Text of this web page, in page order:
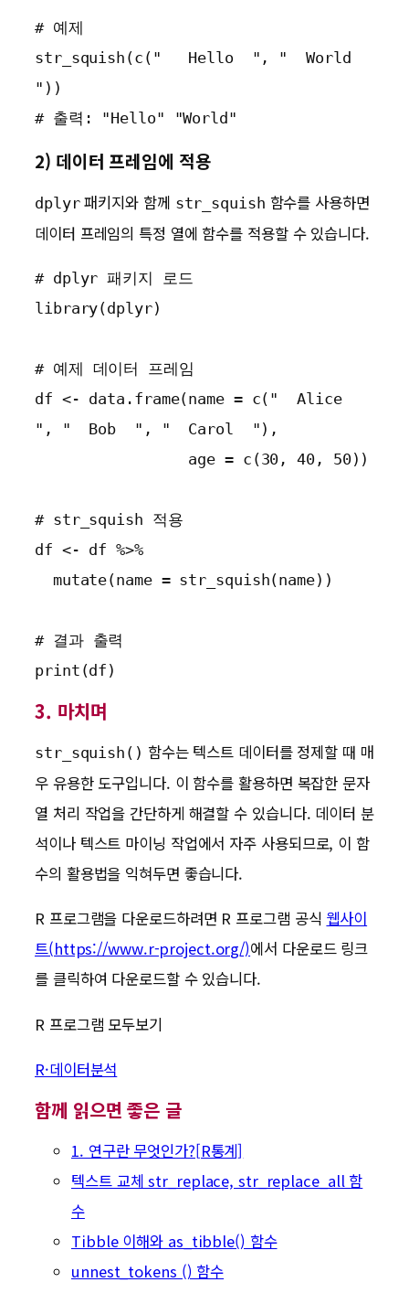
# 예제
str_squish(c("   Hello  ", "  World
"))
# 출력: "Hello" "World"
2) 데이터 프레임에 적용
dplyr패키지와 함께 str_squish 함수를 사용하면
데이터 프레임의 특정 열에 함수를 적용할 수 있습니다.
# dplyr 패키지 로드
library(dplyr)
# 예제 데이터 프레임
df <- data.frame(name = c("  Alice
", "  Bob  ", "  Carol  "),
# str_squish 적용
df <- df %>%
# 결과 출력
print(df)
3. 마치며
str_squish() 함수는 텍스트 데이터를 정제할 때 매
우 유용한 도구입니다. 이 함수를 활용하면 복잡한 문자
열 처리 작업을 간단하게 해결할 수 있습니다. 데이터 분
석이나 텍스트 마이닝 작업에서 자주 사용되므로, 이 함
수의 활용법을 익혀두면 좋습니다.
R 프로그램을 다운로드하려면 R 프로그램 공식 웹사이
트(https://www.r-project.org/)에서 다운로드 링크
를 클릭하여 다운로드할 수 있습니다.
R 프로그램 모두보기
R·데이터분석
함께 읽으면 좋은 글
1. 연구란 무엇인가?[R통계]
텍스트 교체 str_replace, str_replace_all 함
수
Tibble 이해와 as_tibble() 함수
unnest_tokens () 함수